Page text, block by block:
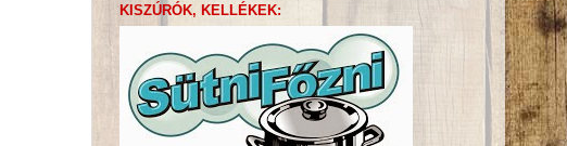
KISZÚRÓK, KELLÉKEK: